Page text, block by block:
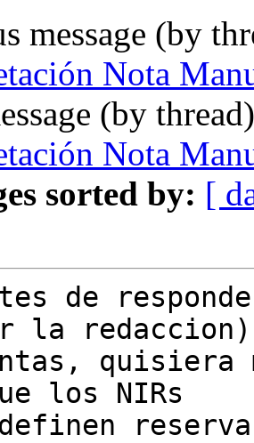
message (by
Nota
(by
Nota
sorted by: [
de
la
los NIRs